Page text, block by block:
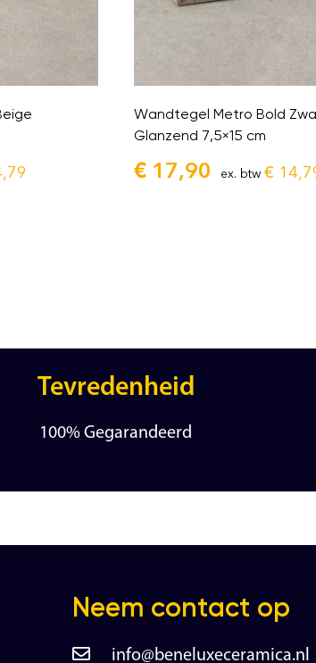
Wandtegel Metro Bold
Glanzend 7,5×15 cm
€ 17,90 ex. btw €
Tevredenheid
100% Gegarandeerd
Neem contact op
info@beneluxeceramica.nl